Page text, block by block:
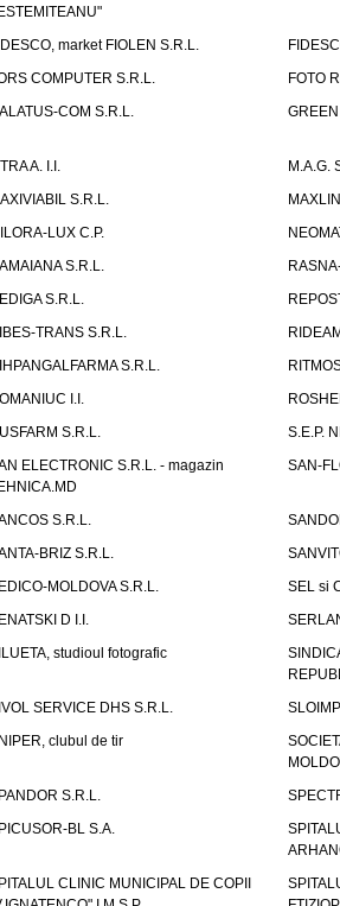
market FIOLEN S.R.L.
COMPUTER S.R.L.
FOTO
COM S.R.L.
A. I.I.
M.A.G.
S.R.L.
LUX C.P.
S.R.L.
S.R.L.
TRANS S.R.L.
S.R.L.
I.I.
S.R.L.
S.E.P.
ELECTRONIC S.R.L. - magazin
SAN-
S.R.L.
BRIZ S.R.L.
MOLDOVA S.R.L.
SEL si
D I.I.
studioul fotografic
SERVICE DHS S.R.L.
clubul de tir
S.R.L.
BL S.A.
CLINIC MUNICIPAL DE COPII